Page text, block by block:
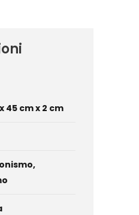
45 cm x 2 cm